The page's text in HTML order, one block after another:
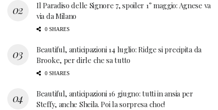
Il Paradiso delle Signore 7, spoiler 1° maggio: Agnese va
via da Milano
0 SHARES
Beautiful, anticipazioni 14 luglio: Ridge si precipita da
Brooke, per dirle che sa tutto
0 SHARES
Beautiful, anticipazioni 16 giugno: tutti in ansia per
Steffy, anche Sheila. Poi la sorpresa choc!